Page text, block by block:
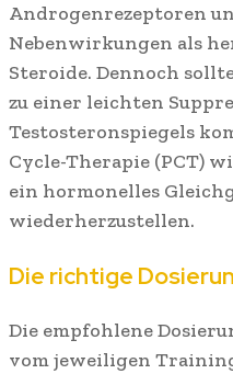
Androgenrezeptoren
Nebenwirkungen als
Steroide. Dennoch
zu einer leichten
Testosteronspiegels
Cycle-Therapie (PCT)
ein hormonelles
wiederherzustellen.
Die richtige
Die empfohlene
vom jeweiligen